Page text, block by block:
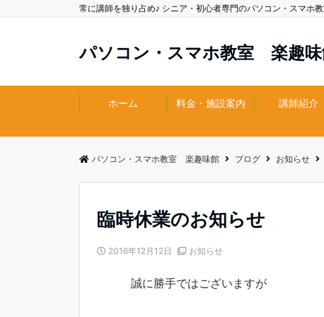
常に講師を独り占め♪ シニア・初心者専門のパソコン・スマホ
パソコン・スマホ教室 楽趣
ホーム 料金・施設案内 講師紹介
パソコン・スマホ教室 楽趣味館 ブログ お知らせ
臨時休業のお知らせ
2016年12月12日 お知らせ
誠に勝手ではございますが